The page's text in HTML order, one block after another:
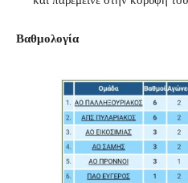
Βαθμολογία